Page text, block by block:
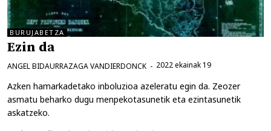
BURUJABETZA
Ezin da
2022 ekainak 19
ANGEL BIDAURRAZAGA VANDIERDONCK
Azken hamarkadetako inboluzioa azeleratu egin da. Zeozer
asmatu beharko dugu menpekotasunetik eta ezintasunetik
askatzeko.